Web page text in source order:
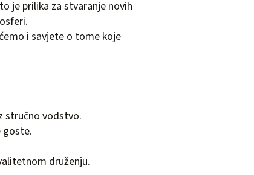
je prilika za stvaranje novih
i savjete o tome koje
stručno vodstvo.
goste.
druženju.